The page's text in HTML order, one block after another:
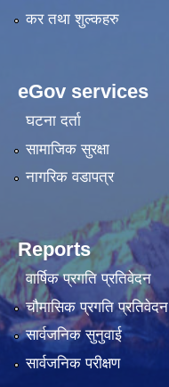
कर तथा शुल्कहरु
eGov services
घटना दर्ता
सामाजिक सुरक्षा
नागरिक वडापत्र
Reports
वार्षिक प्रगति प्रतिवेदन
चौमासिक प्रगति प्रतिवेदन
सार्वजनिक सुनुवाई
सार्वजनिक परीक्षण